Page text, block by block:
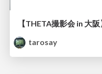
tarosay